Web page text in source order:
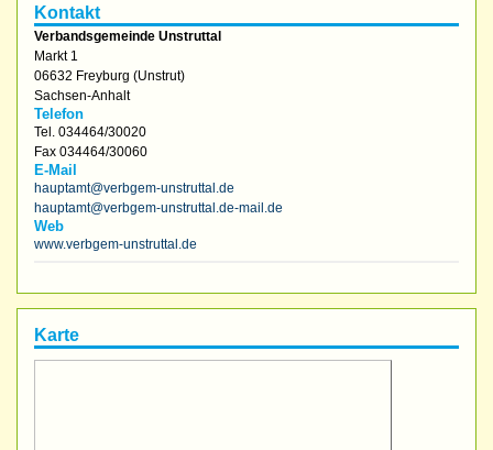
Kontakt
Verbandsgemeinde Unstruttal
Markt 1
06632 Freyburg (Unstrut)
Sachsen-Anhalt
Telefon
Tel. 034464/30020
Fax 034464/30060
E-Mail
hauptamt@verbgem-unstruttal.de
hauptamt@verbgem-unstruttal.de-mail.de
Web
www.verbgem-unstruttal.de
Karte